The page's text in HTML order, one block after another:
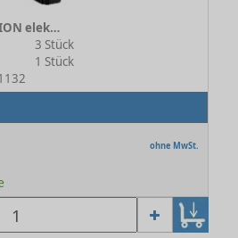
Hängeverteiler e.STATION elektr. Ausführung 19.5
3 Stück
1 Stück
ohne MwSt.